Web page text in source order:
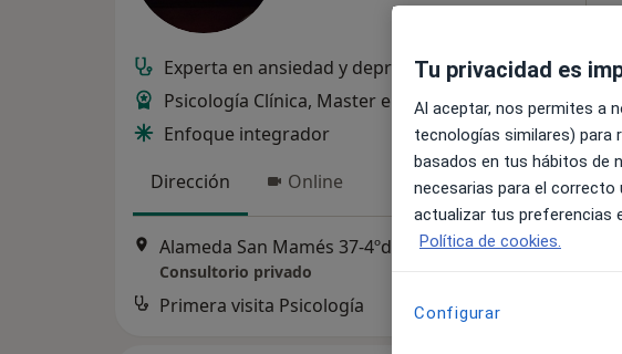
Experta en ansiedad y depresión
Psicología Clínica, Master en Salud Mental
Enfoque integrador
Dirección
Online
Alameda San Mamés 37-4ºdpto.7, Bilbao•Mapa
Consultorio privado
Primera visita Psicología
Tu privacidad es
Al aceptar, nos permites a
tecnologías similares)
basados en tus hábitos de
necesarias para el
actualizar tus preferencias
Política de cookies.
Configurar